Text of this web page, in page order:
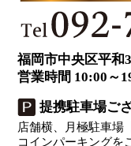
福岡市中央区平和
営業時間 10:00～
提携駐車場ご
店舗横、月極駐車場
コインパーキングを